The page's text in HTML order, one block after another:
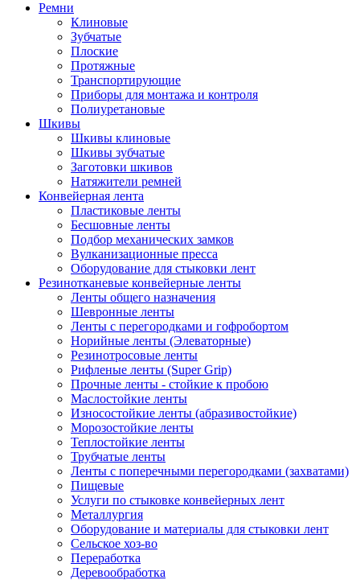
Ремни
Клиновые
Зубчатые
Плоские
Протяжные
Транспортирующие
Приборы для монтажа и контроля
Полиуретановые
Шкивы
Шкивы клиновые
Шкивы зубчатые
Заготовки шкивов
Натяжители ремней
Конвейерная лента
Пластиковые ленты
Бесшовные ленты
Подбор механических замков
Вулканизационные пресса
Оборудование для стыковки лент
Резинотканевые конвейерные ленты
Ленты общего назначения
Шевронные ленты
Ленты с перегородками и гофробортом
Норийные ленты (Элеваторные)
Резинотросовые ленты
Рифленые ленты (Super Grip)
Прочные ленты - стойкие к пробою
Маслостойкие ленты
Износостойкие ленты (абразивостойкие)
Морозостойкие ленты
Теплостойкие ленты
Трубчатые ленты
Ленты с поперечными перегородками (захватами)
Пищевые
Услуги по стыковке конвейерных лент
Металлургия
Оборудование и материалы для стыковки лент
Сельское хоз-во
Переработка
Деревообработка